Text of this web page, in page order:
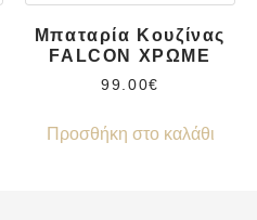
Μπαταρία Κουζίνας
FALCON ΧΡΩΜΕ
99.00€
Προσθήκη στο καλάθι